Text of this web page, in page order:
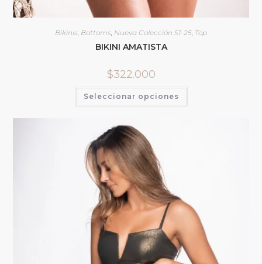
Bikinis Bottoms Nueva Colección S1-25 Top
BIKINI AMATISTA
$322.000
Seleccionar opciones